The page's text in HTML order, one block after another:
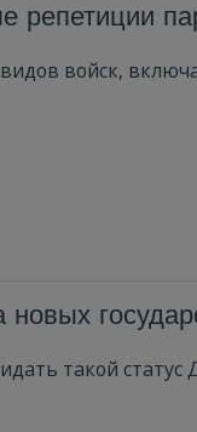
репетиции
войск,
такой